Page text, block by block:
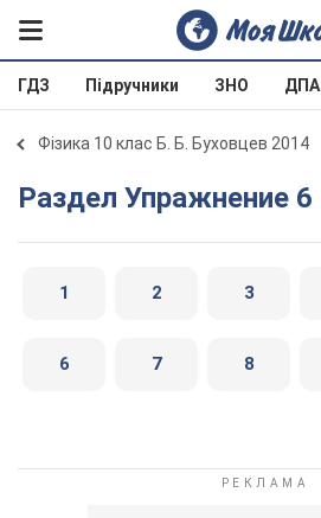
ГДЗ Підручники ЗНО ДПА
Фізика 10 клас Б. Б. Буховцев 2014
Раздел Упражнение 6
1 2 3
6 7 8